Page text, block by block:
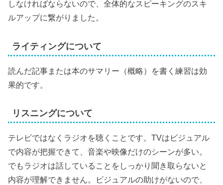
しなければならないので、全体的なスピーキングのスキ
ルアップに繋がりました。
ライティングについて
読んだ記事または本のサマリー（概略）を書く練習は効
果的です。
リスニングについて
テレビではなくラジオを聴くことです。TVはビジュアル
で内容が把握できて、音楽や映像だけのシーンが多い。
でもラジオは話していることをしっかり聞き取らないと
内容が理解できません。ビジュアルの助けがないので、